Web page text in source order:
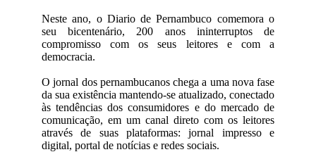
Neste ano, o Diario de Pernambuco comemora o
seu bicentenário, 200 anos ininterruptos de
compromisso com os seus leitores e com a
democracia.
O jornal dos pernambucanos chega a uma nova fase
da sua existência mantendo-se atualizado, conectado
às tendências dos consumidores e do mercado de
comunicação, em um canal direto com os leitores
através de suas plataformas: jornal impresso e
digital, portal de notícias e redes sociais.